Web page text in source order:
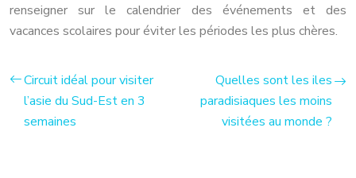
renseigner sur le calendrier des événements et des
vacances scolaires pour éviter les périodes les plus chères.
Circuit idéal pour visiter
l’asie du Sud-Est en 3
semaines
Quelles sont les iles
paradisiaques les moins
visitées au monde ?